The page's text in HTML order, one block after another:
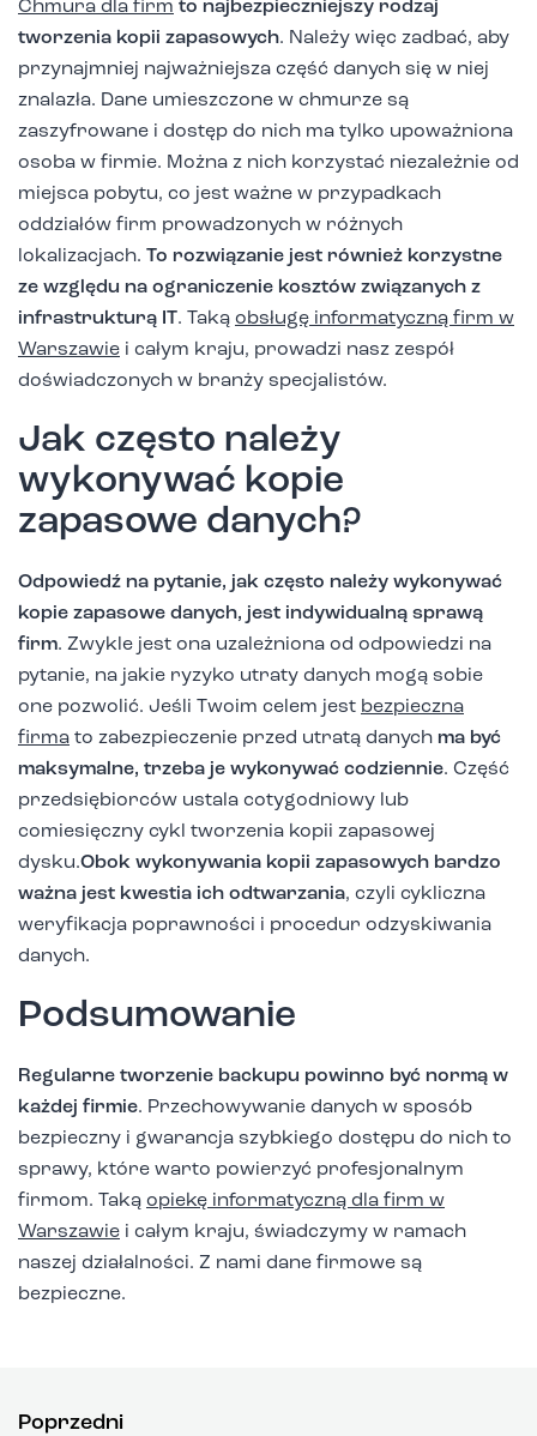
Chmura dla firm to najbezpieczniejszy rodzaj
tworzenia kopii zapasowych. Należy więc zadbać, aby
przynajmniej najważniejsza część danych się w niej
znalazła. Dane umieszczone w chmurze są
zaszyfrowane i dostęp do nich ma tylko upoważniona
osoba w firmie. Można z nich korzystać niezależnie od
miejsca pobytu, co jest ważne w przypadkach
oddziałów firm prowadzonych w różnych
lokalizacjach. To rozwiązanie jest również korzystne
ze względu na ograniczenie kosztów związanych z
infrastrukturą IT. Taką obsługę informatyczną firm w
Warszawie i całym kraju, prowadzi nasz zespół
doświadczonych w branży specjalistów.
Jak często należy
wykonywać kopie
zapasowe danych?
Odpowiedź na pytanie, jak często należy wykonywać
kopie zapasowe danych, jest indywidualną sprawą
firm. Zwykle jest ona uzależniona od odpowiedzi na
pytanie, na jakie ryzyko utraty danych mogą sobie
one pozwolić. Jeśli Twoim celem jest bezpieczna
firma to zabezpieczenie przed utratą danych ma być
maksymalne, trzeba je wykonywać codziennie. Część
przedsiębiorców ustala cotygodniowy lub
comiesięczny cykl tworzenia kopii zapasowej
dysku.Obok wykonywania kopii zapasowych bardzo
ważna jest kwestia ich odtwarzania, czyli cykliczna
weryfikacja poprawności i procedur odzyskiwania
danych.
Podsumowanie
Regularne tworzenie backupu powinno być normą w
każdej firmie. Przechowywanie danych w sposób
bezpieczny i gwarancja szybkiego dostępu do nich to
sprawy, które warto powierzyć profesjonalnym
firmom. Taką opiekę informatyczną dla firm w
Warszawie i całym kraju, świadczymy w ramach
naszej działalności. Z nami dane firmowe są
bezpieczne.
Poprzedni